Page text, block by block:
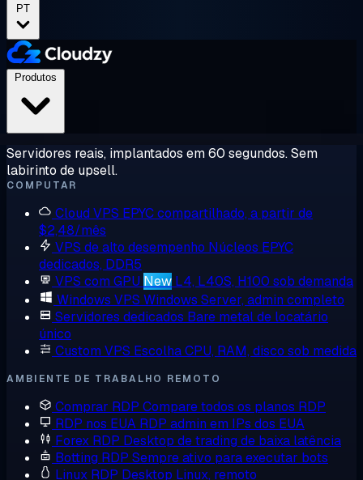
PT
Servidores reais, implantados em 60 segundos. Sem
labirinto de upsell.
COMPUTAR
Cloud VPS EPYC compartilhado, a partir de
$2,48/mês
VPS de alto desempenho Núcleos EPYC
dedicados, DDR5
VPS com GPU New L4, L40S, H100 sob demanda
Windows VPS Windows Server, admin completo
Servidores dedicados Bare metal de locatário
único
Custom VPS Escolha CPU, RAM, disco sob medida
AMBIENTE DE TRABALHO REMOTO
Comprar RDP Compare todos os planos RDP
RDP nos EUA RDP admin em IPs dos EUA
Forex RDP Desktop de trading de baixa latência
Botting RDP Sempre ativo para executar bots
Linux RDP Desktop Linux, remoto